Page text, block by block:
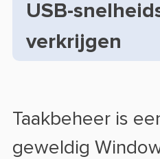
USB-
verkrijgen
Taakbeheer is
geweldig